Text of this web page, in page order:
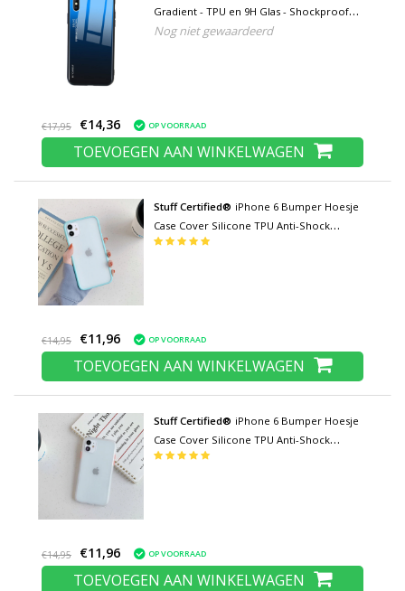
Gradient - TPU en 9H Glas - Shockproof
Glossy Case Cover Cas TPU Blauw
Nog niet gewaardeerd
€17,95 €14,36 OP VOORRAAD
TOEVOEGEN AAN WINKELWAGEN
Stuff Certified® iPhone 6 Bumper Hoesje
Case Cover Silicone TPU Anti-Shock
Turquoise
€14,95 €11,96 OP VOORRAAD
TOEVOEGEN AAN WINKELWAGEN
Stuff Certified® iPhone 6 Bumper Hoesje
Case Cover Silicone TPU Anti-Shock
Transparant
€14,95 €11,96 OP VOORRAAD
TOEVOEGEN AAN WINKELWAGEN